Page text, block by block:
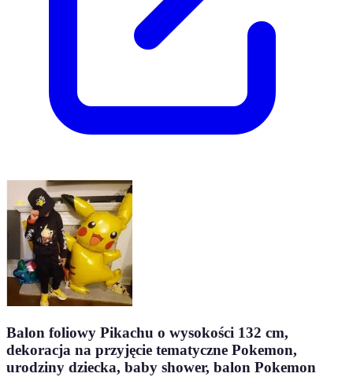
Balon foliowy Pikachu o wysokości 132 cm,
dekoracja na przyjęcie tematyczne Pokemon,
urodziny dziecka, baby shower, balon Pokemon